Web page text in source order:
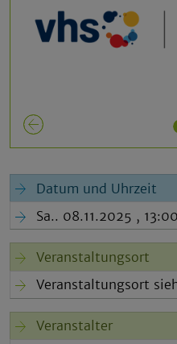
Datum und Uhrzeit
Sa.. 08.11.2025 ,
Veranstaltungsort
Veranstaltungsort
Veranstalter